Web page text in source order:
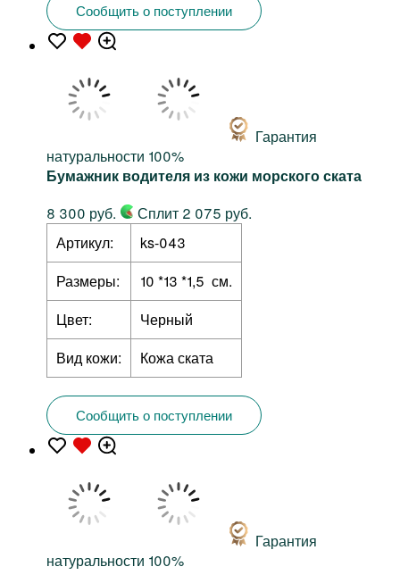
Сообщить о поступлении
Гарантия
натуральности 100%
Бумажник водителя из кожи морского ската
8 300 руб.
Сплит 2 075 руб.
Артикул:
ks-043
Размеры:
10 *13 *1,5 см.
Цвет:
Черный
Вид кожи:
Кожа ската
Сообщить о поступлении
Гарантия
натуральности 100%